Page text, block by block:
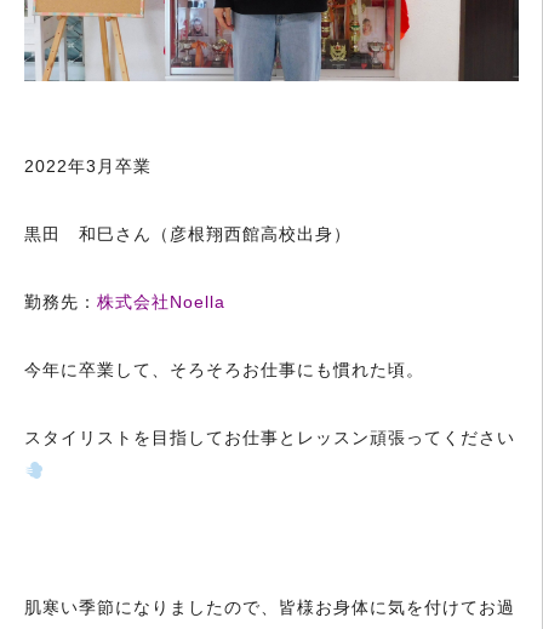
2022年3月卒業
黒田 和巳さん（彦根翔西館高校出身）
勤務先： 株式会社Noella
今年に卒業して、そろそろお仕事にも慣れた頃。
スタイリストを目指してお仕事とレッスン頑張ってください
肌寒い季節になりましたので、皆様お身体に気を付けてお過